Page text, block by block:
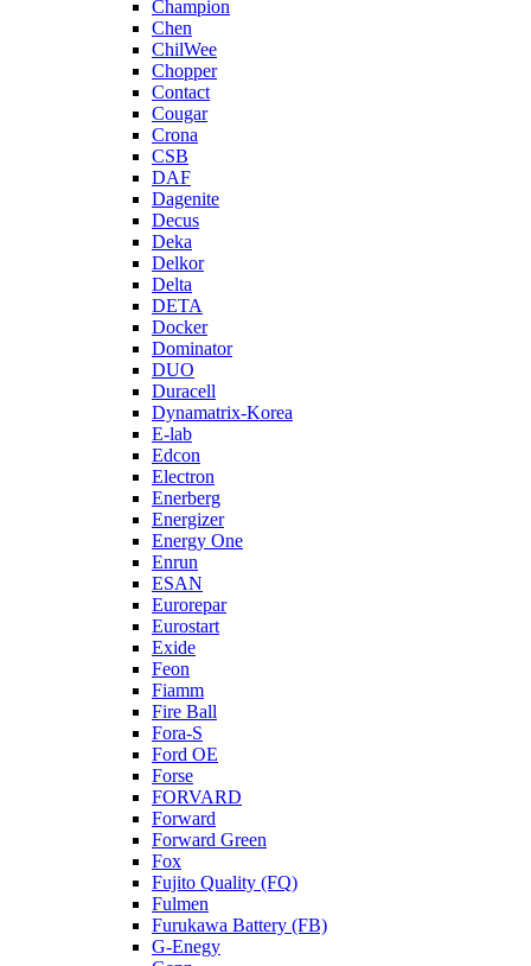
Champion
Chen
ChilWee
Chopper
Contact
Cougar
Crona
CSB
DAF
Dagenite
Decus
Deka
Delkor
Delta
DETA
Docker
Dominator
DUO
Duracell
Dynamatrix-Korea
E-lab
Edcon
Electron
Enerberg
Energizer
Energy One
Enrun
ESAN
Eurorepar
Eurostart
Exide
Feon
Fiamm
Fire Ball
Fora-S
Ford OE
Forse
FORVARD
Forward
Forward Green
Fox
Fujito Quality (FQ)
Fulmen
Furukawa Battery (FB)
G-Enegy